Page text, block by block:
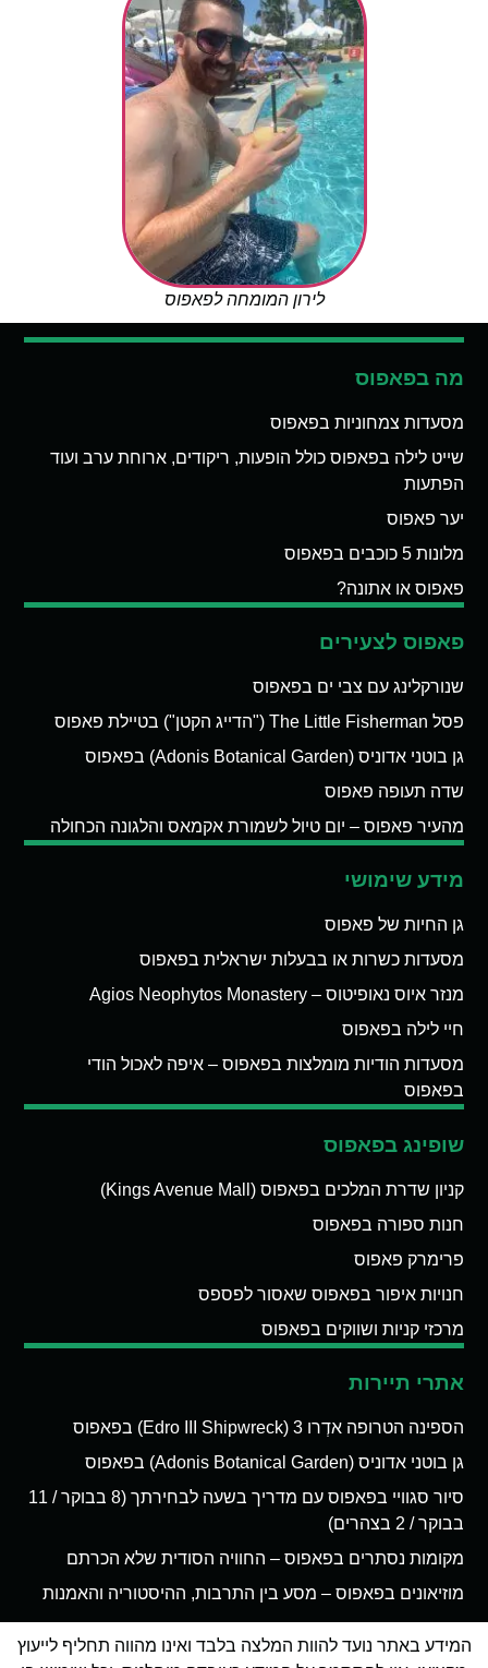
לירון המומחה לפאפוס
מה בפאפוס
מסעדות צמחוניות בפאפוס
שייט לילה בפאפוס כולל הופעות, ריקודים, ארוחת ערב ועוד
הפתעות
יער פאפוס
מלונות 5 כוכבים בפאפוס
פאפוס או אתונה?
פאפוס לצעירים
שנורקלינג עם צבי ים בפאפוס
פסל The Little Fisherman ("הדייג הקטן") בטיילת פאפוס
גן בוטני אדוניס (Adonis Botanical Garden) בפאפוס
שדה תעופה פאפוס
מהעיר פאפוס – יום טיול לשמורת אקמאס והלגונה הכחולה
מידע שימושי
גן החיות של פאפוס
מסעדות כשרות או בבעלות ישראלית בפאפוס
מנזר איוס נאופיטוס – Agios Neophytos Monastery
חיי לילה בפאפוס
מסעדות הודיות מומלצות בפאפוס – איפה לאכול הודי
בפאפוס
שופינג בפאפוס
קניון שדרת המלכים בפאפוס (Kings Avenue Mall)
חנות ספורה בפאפוס
פרימרק פאפוס
חנויות איפור בפאפוס שאסור לפספס
מרכזי קניות ושווקים בפאפוס
אתרי תיירות
הספינה הטרופה אדְרו 3 (Edro III Shipwreck) בפאפוס
גן בוטני אדוניס (Adonis Botanical Garden) בפאפוס
סיור סגוויי בפאפוס עם מדריך בשעה לבחירתך (8 בבוקר / 11
בבוקר / 2 בצהרים)
מקומות נסתרים בפאפוס – החוויה הסודית שלא הכרתם
מוזיאונים בפאפוס – מסע בין התרבות, ההיסטוריה והאמנות
המידע באתר נועד להוות המלצה בלבד ואינו מהווה תחליף לייעוץ